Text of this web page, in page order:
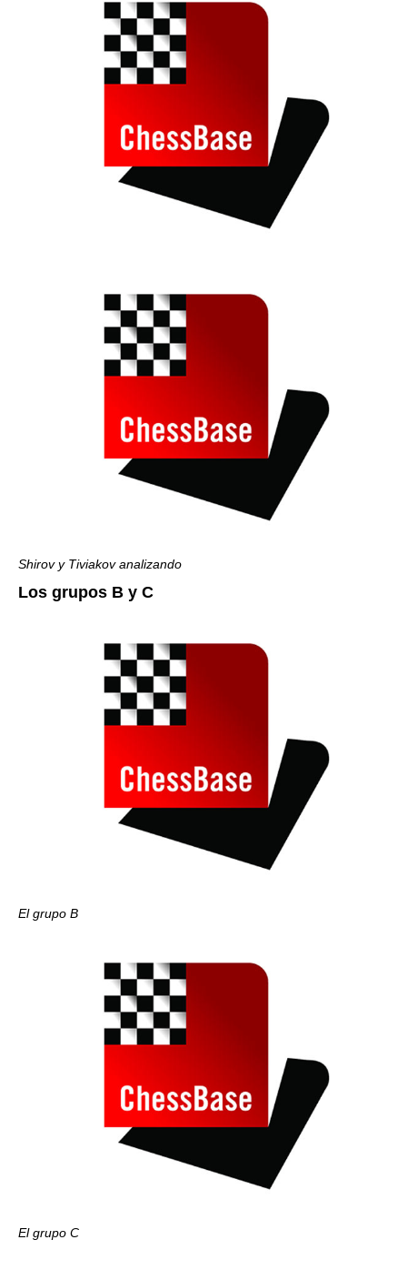
Shirov y Tiviakov analizando
Los grupos B y C
El grupo B
El grupo C